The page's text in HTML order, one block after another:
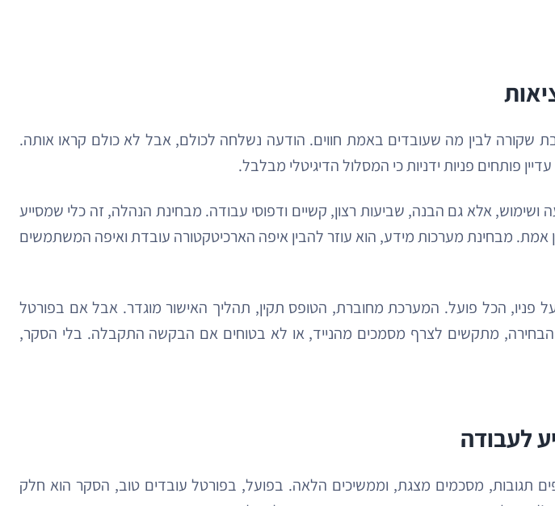
שקורה לבין מה שעובדים באמת חווים. הודעה נשלחה לכולם, אבל לא כולם קראו אותה.
פותחים פניות ידניות כי המסלול הדיגיטלי מבלבל.
אלא גם הבנה, שביעות רצון, קשיים ודפוסי עבודה. מבחינת הנהלה, זה כלי שמסייע
אמת. מבחינת מערכות מידע, הוא עוזר להבין איפה הארכיטקטורה עובדת ואיפה המשתמשים
פניו, הכל פועל. המערכת מחוברת, הטופס תקין, תהליך האישור מוגדר. אבל אם בפורטל
מתקשים לצרף מסמכים מהנייד, או לא בטוחים אם הבקשה התקבלה. בלי הסקר,
לעבודה
תגובות, מסכמים מצגת, וממשיכים הלאה. בפועל, בפורטל עובדים טוב, הסקר הוא חלק